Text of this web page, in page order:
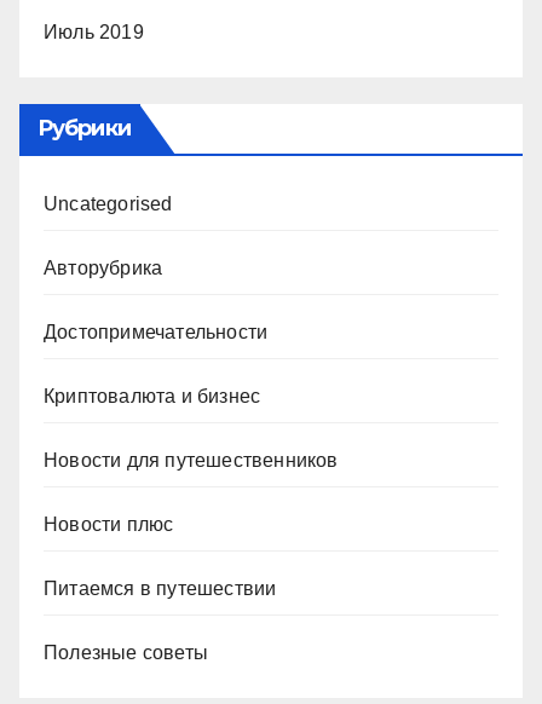
Июль 2019
Рубрики
Uncategorised
Авторубрика
Достопримечательности
Криптовалюта и бизнес
Новости для путешественников
Новости плюс
Питаемся в путешествии
Полезные советы